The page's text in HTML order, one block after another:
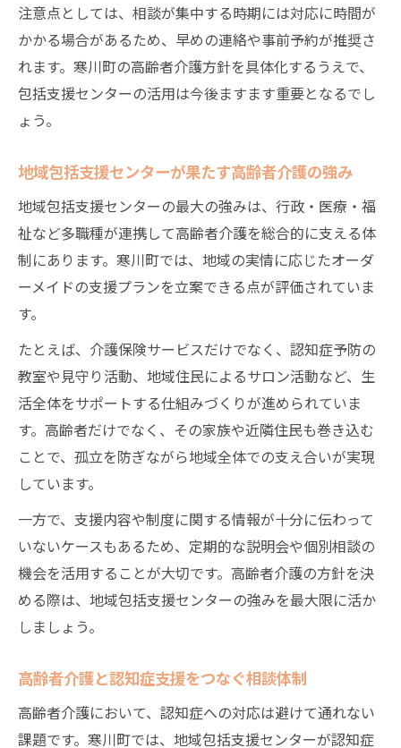
注意点としては、相談が集中する時期には対応に時間が
かかる場合があるため、早めの連絡や事前予約が推奨さ
れます。寒川町の高齢者介護方針を具体化するうえで、
包括支援センターの活用は今後ますます重要となるでし
ょう。
地域包括支援センターが果たす高齢者介護の強み
地域包括支援センターの最大の強みは、行政・医療・福
祉など多職種が連携して高齢者介護を総合的に支える体
制にあります。寒川町では、地域の実情に応じたオーダ
ーメイドの支援プランを立案できる点が評価されていま
す。
たとえば、介護保険サービスだけでなく、認知症予防の
教室や見守り活動、地域住民によるサロン活動など、生
活全体をサポートする仕組みづくりが進められていま
す。高齢者だけでなく、その家族や近隣住民も巻き込む
ことで、孤立を防ぎながら地域全体での支え合いが実現
しています。
一方で、支援内容や制度に関する情報が十分に伝わって
いないケースもあるため、定期的な説明会や個別相談の
機会を活用することが大切です。高齢者介護の方針を決
める際は、地域包括支援センターの強みを最大限に活か
しましょう。
高齢者介護と認知症支援をつなぐ相談体制
高齢者介護において、認知症への対応は避けて通れない
課題です。寒川町では、地域包括支援センターが認知症